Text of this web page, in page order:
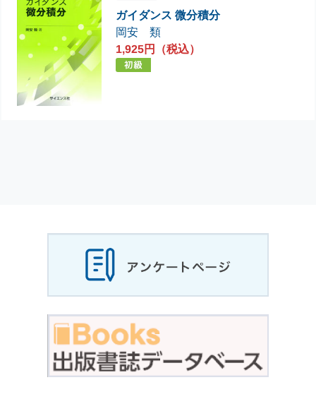
ガイダンス 微分積分
岡安 類
1,925円（税込）